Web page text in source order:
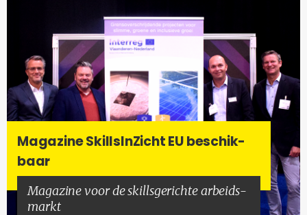
Ma­ga­zi­ne Skills­In­Zicht EU be­schik­
baar
Ma­ga­zi­ne voor de skills­ge­rich­te ar­beids­
markt